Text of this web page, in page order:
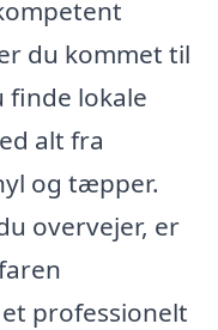
du kommet til
finde lokale
alt fra
og tæpper.
overvejer, er
professionelt